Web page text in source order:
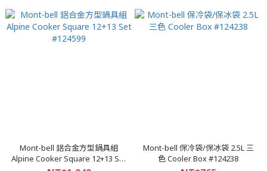
Mont-bell 鋁合金方型鍋具組
Alpine Cooker Square 12+13 Set
Mont-bell 保冷袋/保冰袋 2.5L 三
色 Cooler Box #124238